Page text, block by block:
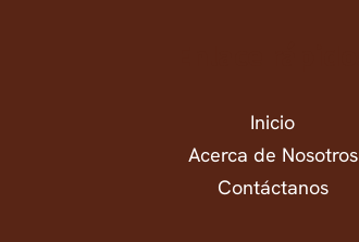
Inicio
Acerca de Nosotros
Contáctanos